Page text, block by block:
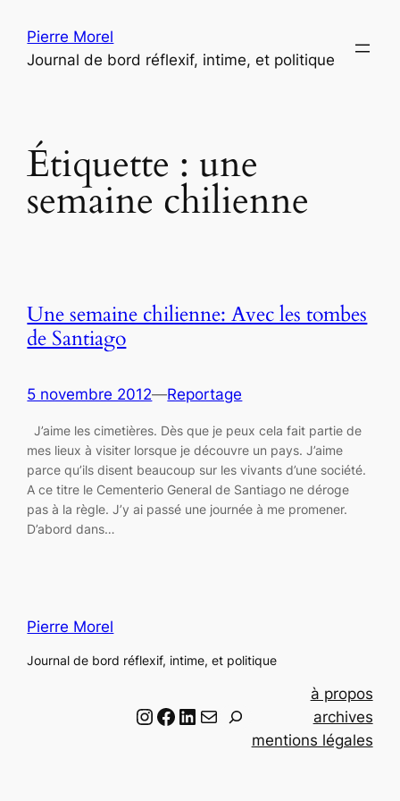
contenu
Pierre Morel
Journal de bord réflexif, intime, et politique
Étiquette : une
semaine chilienne
Une semaine chilienne: Avec les tombes
de Santiago
5 novembre 2012—Reportage
J’aime les cimetières. Dès que je peux cela fait partie de
mes lieux à visiter lorsque je découvre un pays. J’aime
parce qu’ils disent beaucoup sur les vivants d’une société.
A ce titre le Cementerio General de Santiago ne déroge
pas à la règle. J’y ai passé une journée à me promener.
D’abord dans…
Pierre Morel
Journal de bord réflexif, intime, et politique
Instagram Facebook LinkedIn Email
à propos
archives
mentions légales